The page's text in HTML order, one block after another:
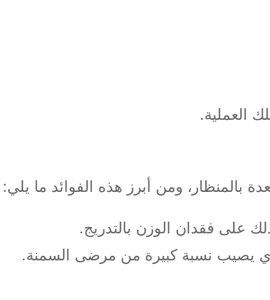
العملية.
بالمنظار، ومن أبرز هذه الفوائد ما يلي:
على فقدان الوزن بالتدريج.
يصيب نسبة كبيرة من مرضى السمنة.